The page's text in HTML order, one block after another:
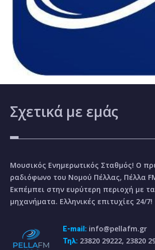
Σχετικά με εμάς
Μουσικός Ενημερωτικός Σταθμός! Ο
ραδιόφωνο του Νομού Πέλλας, Πέλλα
Εκπέμπει στην ευρύτερη περιοχή με
μηχανήματα. Ελληνικές επιτυχίες 24/7!
E-mail: info@pellafm.gr
Τηλ: 23820 29222, 23820